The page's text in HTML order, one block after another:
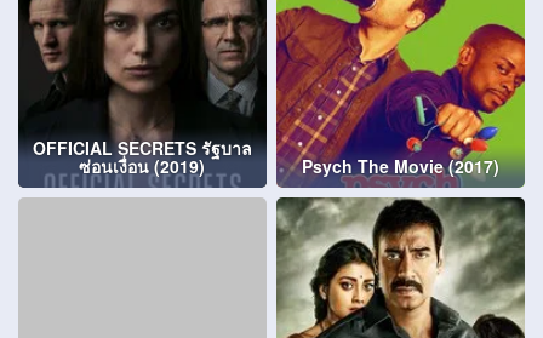
OFFICIAL SECRETS รัฐบาล
ซ่อนเงื่อน (2019) Psych The Movie (2017)